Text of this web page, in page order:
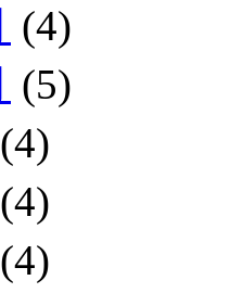
(4)
(5)
(4)
(4)
(4)